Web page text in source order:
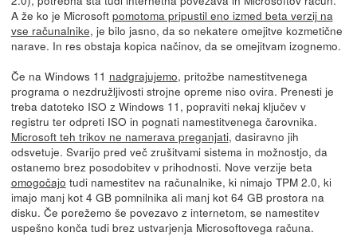
A že ko je Microsoft pomotoma pripustil eno izmed beta verzij na
vse računalnike, je bilo jasno, da so nekatere omejitve kozmetične
narave. In res obstaja kopica načinov, da se omejitvam izognemo.
Če na Windows 11 nadgrajujemo, pritožbe namestitvenega
programa o nezdružljivosti strojne opreme niso ovira. Prenesti je
treba datoteko ISO z Windows 11, popraviti nekaj ključev v
registru ter odpreti ISO in pognati namestitvenega čarovnika.
Microsoft teh trikov ne namerava preganjati, dasiravno jih
odsvetuje. Svarijo pred več zrušitvami sistema in možnostjo, da
ostanemo brez posodobitev v prihodnosti. Nove verzije beta
omogočajo tudi namestitev na računalnike, ki nimajo TPM 2.0, ki
imajo manj kot 4 GB pomnilnika ali manj kot 64 GB prostora na
disku. Če porežemo še povezavo z internetom, se namestitev
uspešno konča tudi brez ustvarjenja Microsoftovega računa.